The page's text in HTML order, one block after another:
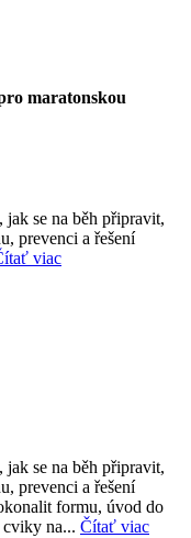
maratonskou
se na běh připravit,
prevenci a řešení
viac
se na běh připravit,
prevenci a řešení
formu, úvod do
cviky na... Čítať viac